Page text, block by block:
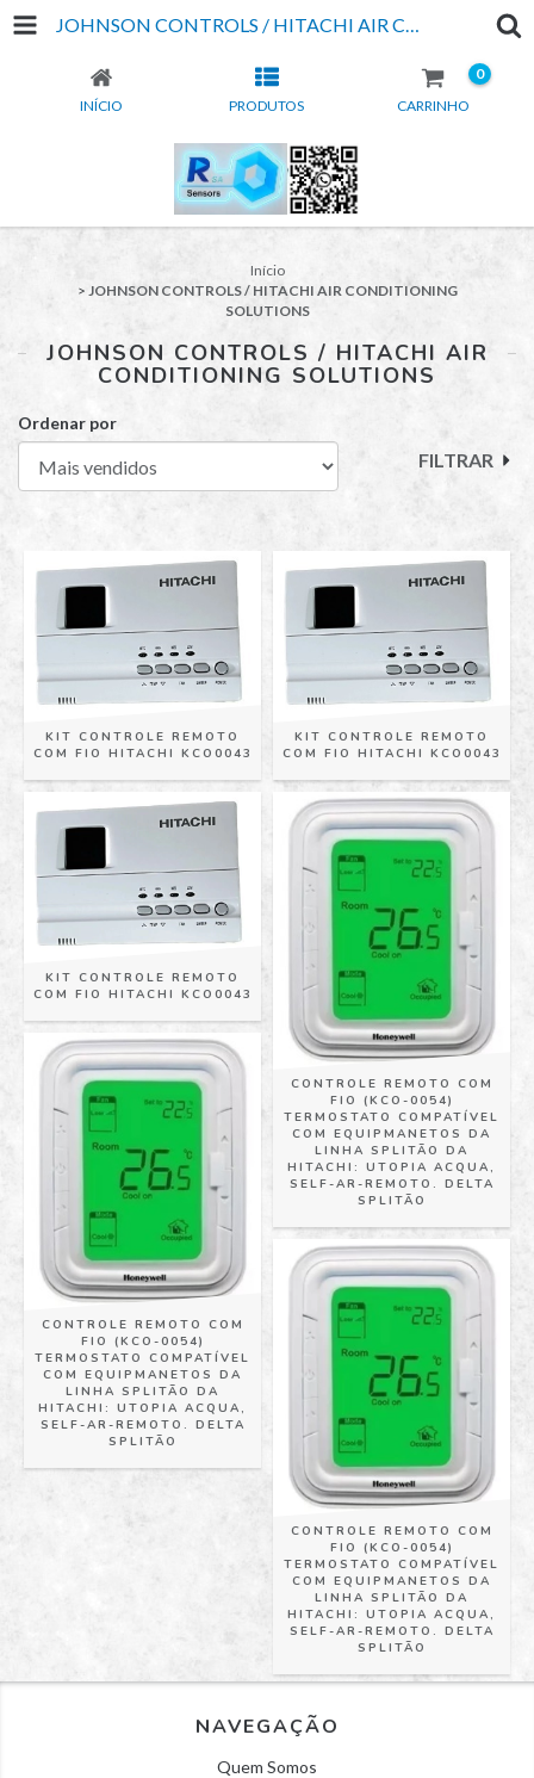
JOHNSON CONTROLS / HITACHI AIR CONDITIONING SOLUTIONS
INÍCIO PRODUTOS CARRINHO
0
Início
> JOHNSON CONTROLS / HITACHI AIR CONDITIONING
SOLUTIONS
JOHNSON CONTROLS / HITACHI AIR
CONDITIONING SOLUTIONS
Ordenar por
FILTRAR
KIT CONTROLE REMOTO
COM FIO HITACHI KCO0043
KIT CONTROLE REMOTO
COM FIO HITACHI KCO0043
KIT CONTROLE REMOTO
COM FIO HITACHI KCO0043
CONTROLE REMOTO COM
FIO (KCO-0054)
TERMOSTATO COMPATÍVEL
COM EQUIPMANETOS DA
LINHA SPLITÃO DA
HITACHI: UTOPIA ACQUA,
SELF-AR-REMOTO. DELTA
SPLITÃO
CONTROLE REMOTO COM
FIO (KCO-0054)
TERMOSTATO COMPATÍVEL
COM EQUIPMANETOS DA
LINHA SPLITÃO DA
HITACHI: UTOPIA ACQUA,
SELF-AR-REMOTO. DELTA
SPLITÃO
CONTROLE REMOTO COM
FIO (KCO-0054)
TERMOSTATO COMPATÍVEL
COM EQUIPMANETOS DA
LINHA SPLITÃO DA
HITACHI: UTOPIA ACQUA,
SELF-AR-REMOTO. DELTA
SPLITÃO
NAVEGAÇÃO
Quem Somos